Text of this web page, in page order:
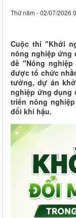
Thứ năm - 02/07/2026
Cuộc thi "Khởi
nông nghiệp ứng
đề "Nông
được tổ chức
tưởng, dự án
nghiệp ứng dụng
triển nông
đổi khí hậu.